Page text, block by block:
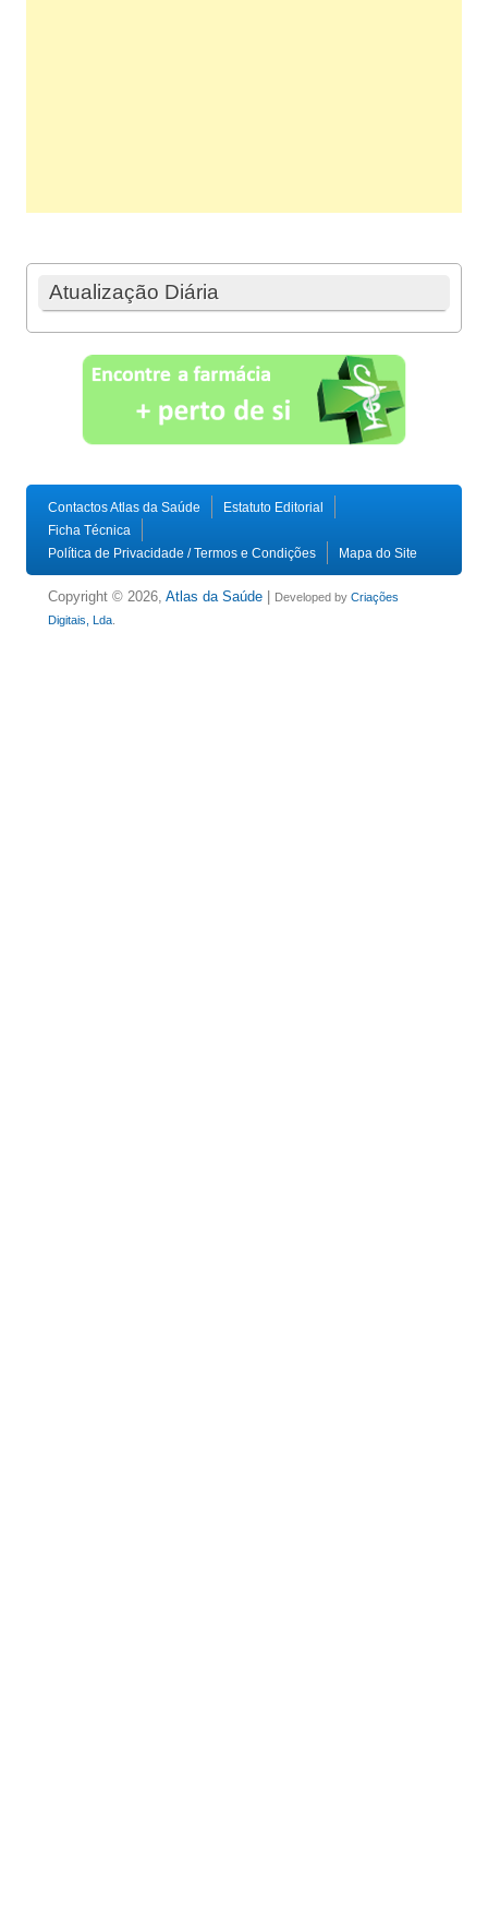
Atualização Diária
Contactos Atlas da Saúde
Estatuto Editorial
Ficha Técnica
Política de Privacidade / Termos e Condições
Mapa do Site
Copyright © 2026, Atlas da Saúde Developed by Criações
Digitais, Lda